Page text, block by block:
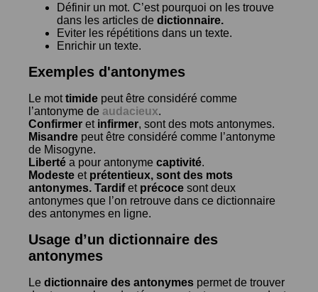
Définir un mot. C’est pourquoi on les trouve
dans les articles de dictionnaire.
Eviter les répétitions dans un texte.
Enrichir un texte.
Exemples d'antonymes
Le mottimide peut être considéré comme
l’antonyme de audacieux.
Confirmer et infirmer, sont des mots antonymes.
Misandre peut être considéré comme l’antonyme
de Misogyne.
Liberté a pour antonyme captivité.
Modeste et prétentieux, sont des mots
antonymes. Tardifet précoce sont deux
antonymes que l’on retrouve dans ce dictionnaire
des antonymes en ligne.
Usage d’un dictionnaire des
antonymes
Le dictionnaire des antonymes permet de trouver